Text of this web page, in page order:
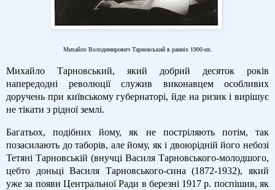
Михайло Володимирович Тарновський в ранніх 1900-их.
Михайло Тарновський, який добрий десяток років
напередодні революції служив виконавцем особливих
доручень при київському губернаторі, йде на ризик і вирішує
не тікати з рідної землі.
Багатьох, подібних йому, як не постріляють потім, так
позасилають до таборів, але йому, як і двоюрідній його небозі
Тетяні Тарновській (внучці Василя Тарновського-молодшого,
цебто доньці Василя Тарновського-сина (1872-1932), який
уже за появи Центральної Ради в березні 1917 р. поспішив, як